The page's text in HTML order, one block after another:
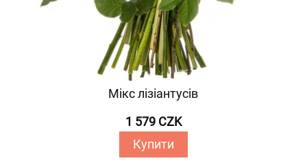
Мікс лізіантусів
1 579 CZK
Купити